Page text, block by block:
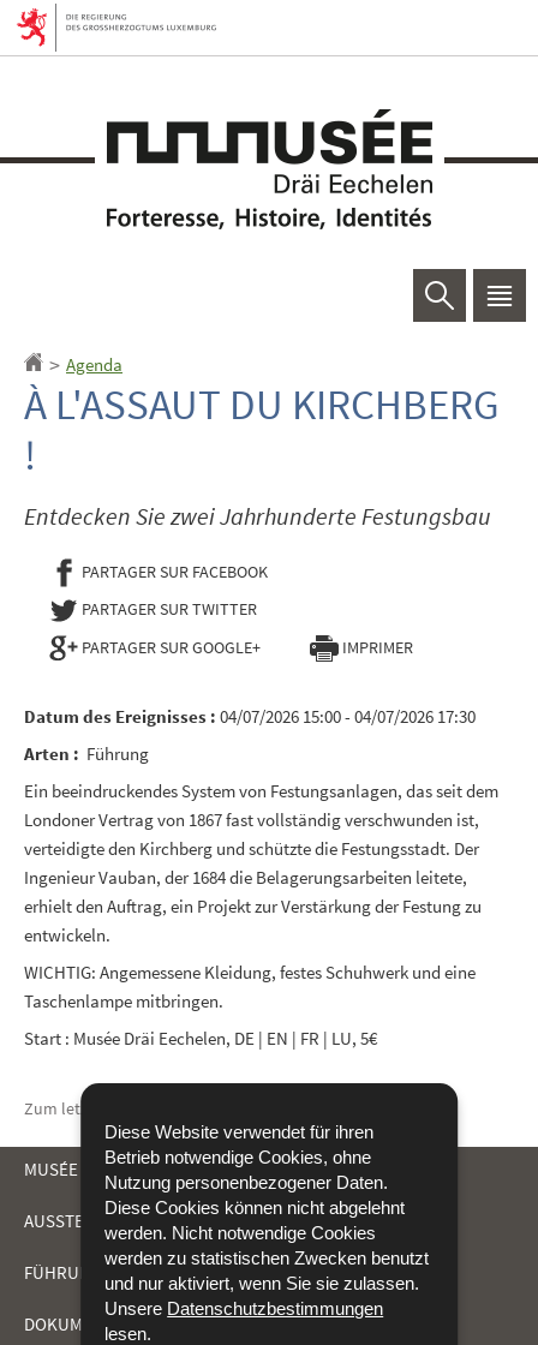
Diese Website verwendet für ihren
Betrieb notwendige Cookies, ohne
Nutzung personenbezogener Daten.
Diese Cookies können nicht abgelehnt
werden. Nicht notwendige Cookies
werden zu statistischen Zwecken benutzt
und nur aktiviert, wenn Sie sie zulassen.
Unsere Datenschutzbestimmungen
lesen.
Zur
Navigation
Zum
Inhalt
Suchen
Startseite
> Agenda
À L'ASSAUT DU KIRCHBERG
!
Entdecken Sie zwei Jahrhunderte Festungsbau
PARTAGER SUR FACEBOOK- NOUVELLE FENÊTRE
PARTAGER SUR TWITTER- NOUVELLE FENÊTRE
PARTAGER SUR GOOGLE+
IMPRIMER
Datum des Ereignisses : 04/07/2026 15:00 - 04/07/2026 17:30
Arten : Führung
Ein beeindruckendes System von Festungsanlagen, das seit dem
Londoner Vertrag von 1867 fast vollständig verschwunden ist,
verteidigte den Kirchberg und schützte die Festungsstadt. Der
Ingenieur Vauban, der 1684 die Belagerungsarbeiten leitete,
erhielt den Auftrag, ein Projekt zur Verstärkung der Festung zu
entwickeln.
WICHTIG: Angemessene Kleidung, festes Schuhwerk und eine
Taschenlampe mitbringen.
Start : Musée Dräi Eechelen, DE | EN | FR | LU, 5€
Zum letzten Mal aktualisiert am
NAVIGATIONSMENÜ
MUSÉE DRÄI EECHELEN
AUSSTELLUNGEN
FÜHRUNGEN UND AKTIVITÄTEN
DOKUMENTATIONSZENTRUM (CDF)